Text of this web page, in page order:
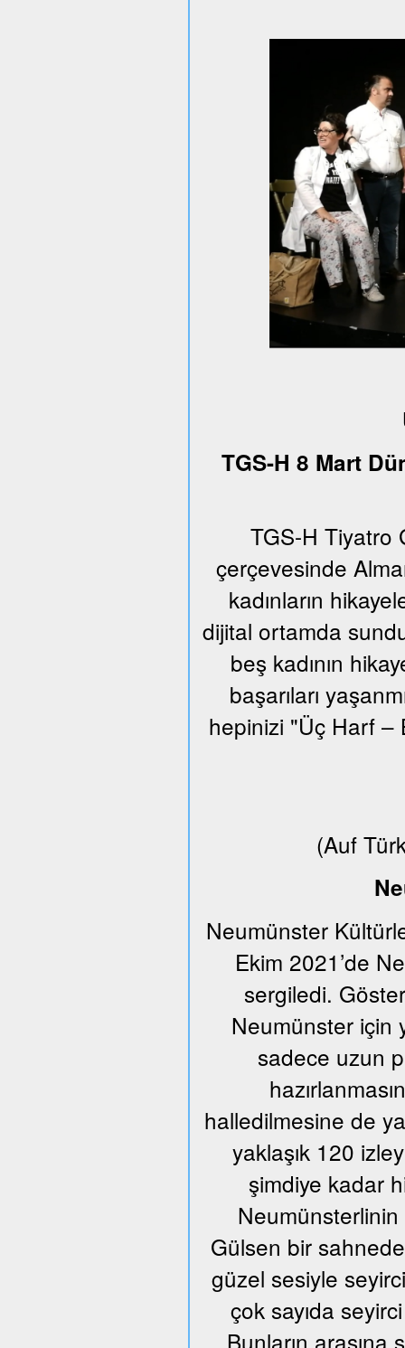
TGS-H 8 Mart
TGS-H Tiyatro
çerçevesinde
kadınların
dijital ortamda
beş kadının
başarıları
hepinizi "Üç Harf –
(Auf
Neumünster
Ekim 2021’de
sergiledi.
Neumünster için
sadece uzun
halledilmesine de
yaklaşık 120
şimdiye kadar
Gülsen bir
güzel sesiyle
çok sayıda
Bunların